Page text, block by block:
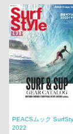
PEACSムック
2022